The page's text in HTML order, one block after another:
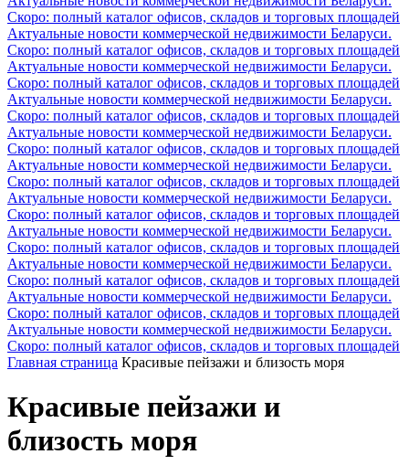
Скоро: полный каталог офисов, складов и торговых площадей
Актуальные новости коммерческой недвижимости Беларуси.
Скоро: полный каталог офисов, складов и торговых площадей
Актуальные новости коммерческой недвижимости Беларуси.
Скоро: полный каталог офисов, складов и торговых площадей
Актуальные новости коммерческой недвижимости Беларуси.
Скоро: полный каталог офисов, складов и торговых площадей
Актуальные новости коммерческой недвижимости Беларуси.
Скоро: полный каталог офисов, складов и торговых площадей
Актуальные новости коммерческой недвижимости Беларуси.
Скоро: полный каталог офисов, складов и торговых площадей
Актуальные новости коммерческой недвижимости Беларуси.
Скоро: полный каталог офисов, складов и торговых площадей
Актуальные новости коммерческой недвижимости Беларуси.
Скоро: полный каталог офисов, складов и торговых площадей
Актуальные новости коммерческой недвижимости Беларуси.
Скоро: полный каталог офисов, складов и торговых площадей
Актуальные новости коммерческой недвижимости Беларуси.
Скоро: полный каталог офисов, складов и торговых площадей
Актуальные новости коммерческой недвижимости Беларуси.
Скоро: полный каталог офисов, складов и торговых площадей
Главная страница Красивые пейзажи и близость моря
Красивые пейзажи и
близость моря